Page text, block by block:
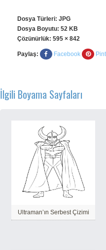
Dosya Türleri: JPG
Dosya Boyutu: 52 KB
Çözünürlük: 595 × 842
Paylaş: Facebook
İlgili Boyama Sayfaları
Ultraman’ın Serbest Çizimi